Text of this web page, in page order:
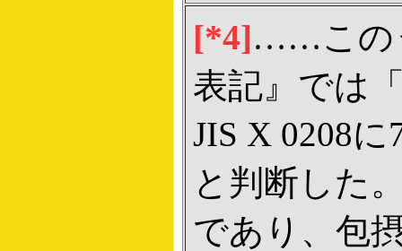
[*4]……この
表記』では
JIS X 0208
と判断した
であり、包